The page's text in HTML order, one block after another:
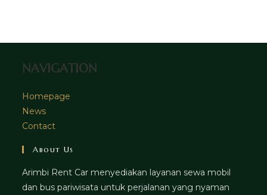
tab
NAVIGATION
Homepage
News
Contact
About Us
Arimbi Rent Car menyediakan layanan sewa mobil
dan bus pariwisata untuk perjalanan yang nyaman